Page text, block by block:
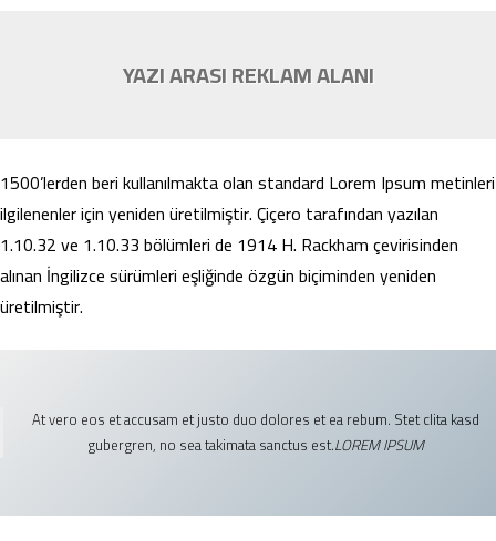
YAZI ARASI REKLAM ALANI
1500’lerden beri kullanılmakta olan standard Lorem Ipsum metinleri
ilgilenenler için yeniden üretilmiştir. Çiçero tarafından yazılan
1.10.32 ve 1.10.33 bölümleri de 1914 H. Rackham çevirisinden
alınan İngilizce sürümleri eşliğinde özgün biçiminden yeniden
üretilmiştir.
At vero eos et accusam et justo duo dolores et ea rebum. Stet clita kasd
gubergren, no sea takimata sanctus est.LOREM IPSUM